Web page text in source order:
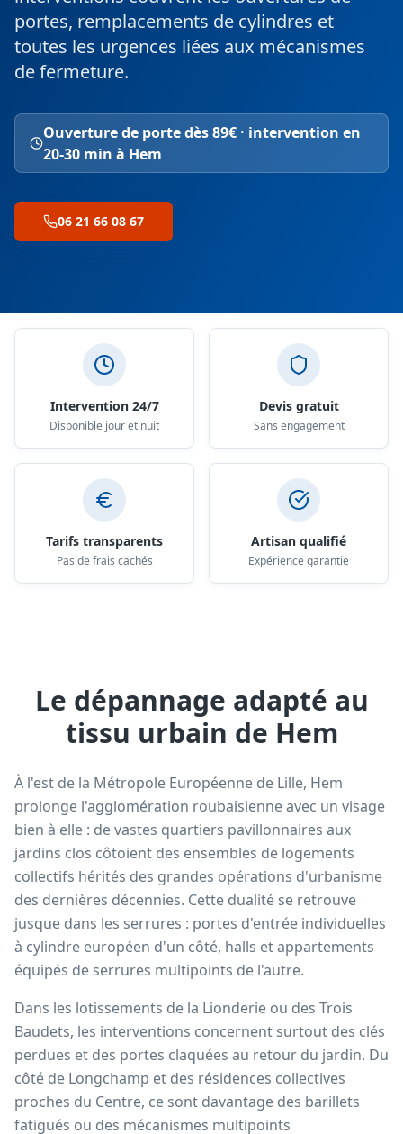
portes, remplacements de cylindres et
toutes les urgences liées aux mécanismes
de fermeture.
Ouverture de porte dès 89€ · intervention en
20-30 min à Hem
06 21 66 08 67
Nos engagements
Intervention 24/7
Disponible jour et nuit
Devis gratuit
Sans engagement
Tarifs transparents
Pas de frais cachés
Artisan qualifié
Expérience garantie
Le dépannage adapté au
tissu urbain de Hem
À l'est de la Métropole Européenne de Lille, Hem
prolonge l'agglomération roubaisienne avec un visage
bien à elle : de vastes quartiers pavillonnaires aux
jardins clos côtoient des ensembles de logements
collectifs hérités des grandes opérations d'urbanisme
des dernières décennies. Cette dualité se retrouve
jusque dans les serrures : portes d'entrée individuelles
à cylindre européen d'un côté, halls et appartements
équipés de serrures multipoints de l'autre.
Dans les lotissements de la Lionderie ou des Trois
Baudets, les interventions concernent surtout des clés
perdues et des portes claquées au retour du jardin. Du
côté de Longchamp et des résidences collectives
proches du Centre, ce sont davantage des barillets
fatigués ou des mécanismes multipoints